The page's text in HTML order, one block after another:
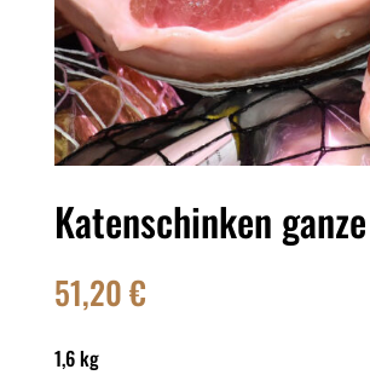
Katenschinken
51,20€
1,6 kg